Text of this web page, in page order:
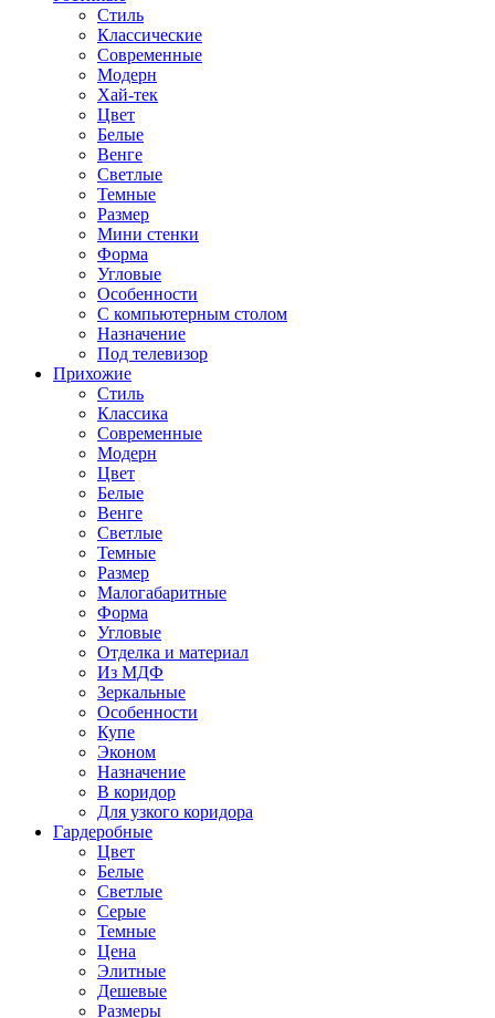
Стиль
Классические
Современные
Модерн
Хай-тек
Цвет
Белые
Венге
Светлые
Темные
Размер
Мини стенки
Форма
Угловые
Особенности
С компьютерным столом
Назначение
Под телевизор
Прихожие
Стиль
Классика
Современные
Модерн
Цвет
Белые
Венге
Светлые
Темные
Размер
Малогабаритные
Форма
Угловые
Отделка и материал
Из МДФ
Зеркальные
Особенности
Купе
Эконом
Назначение
В коридор
Для узкого коридора
Гардеробные
Цвет
Белые
Светлые
Серые
Темные
Цена
Элитные
Дешевые
Размеры